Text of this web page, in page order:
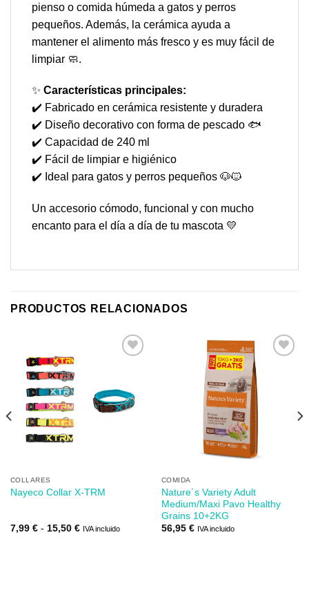
pienso o comida húmeda a gatos y perros
pequeños. Además, la cerámica ayuda a
mantener el alimento más fresco y es muy fácil de
limpiar 🧼.
✨ Características principales:
✔️ Fabricado en cerámica resistente y duradera
✔️ Diseño decorativo con forma de pescado 🐟
✔️ Capacidad de 240 ml
✔️ Fácil de limpiar e higiénico
✔️ Ideal para gatos y perros pequeños 🐶🐱
Un accesorio cómodo, funcional y con mucho
encanto para el día a día de tu mascota 💛
PRODUCTOS RELACIONADOS
Añadir
a mi
lista de
COLLARES
Nayeco Collar X-TRM
7,99 € - 15,50 €Rango
IVA incluido
COMIDA
Nature´s Variety Adult
Medium/Maxi Pavo Healthy
Grains 10+2KG
56,95 € IVA incluido